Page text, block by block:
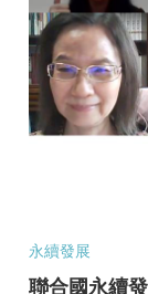
永續發展
聯合國永續